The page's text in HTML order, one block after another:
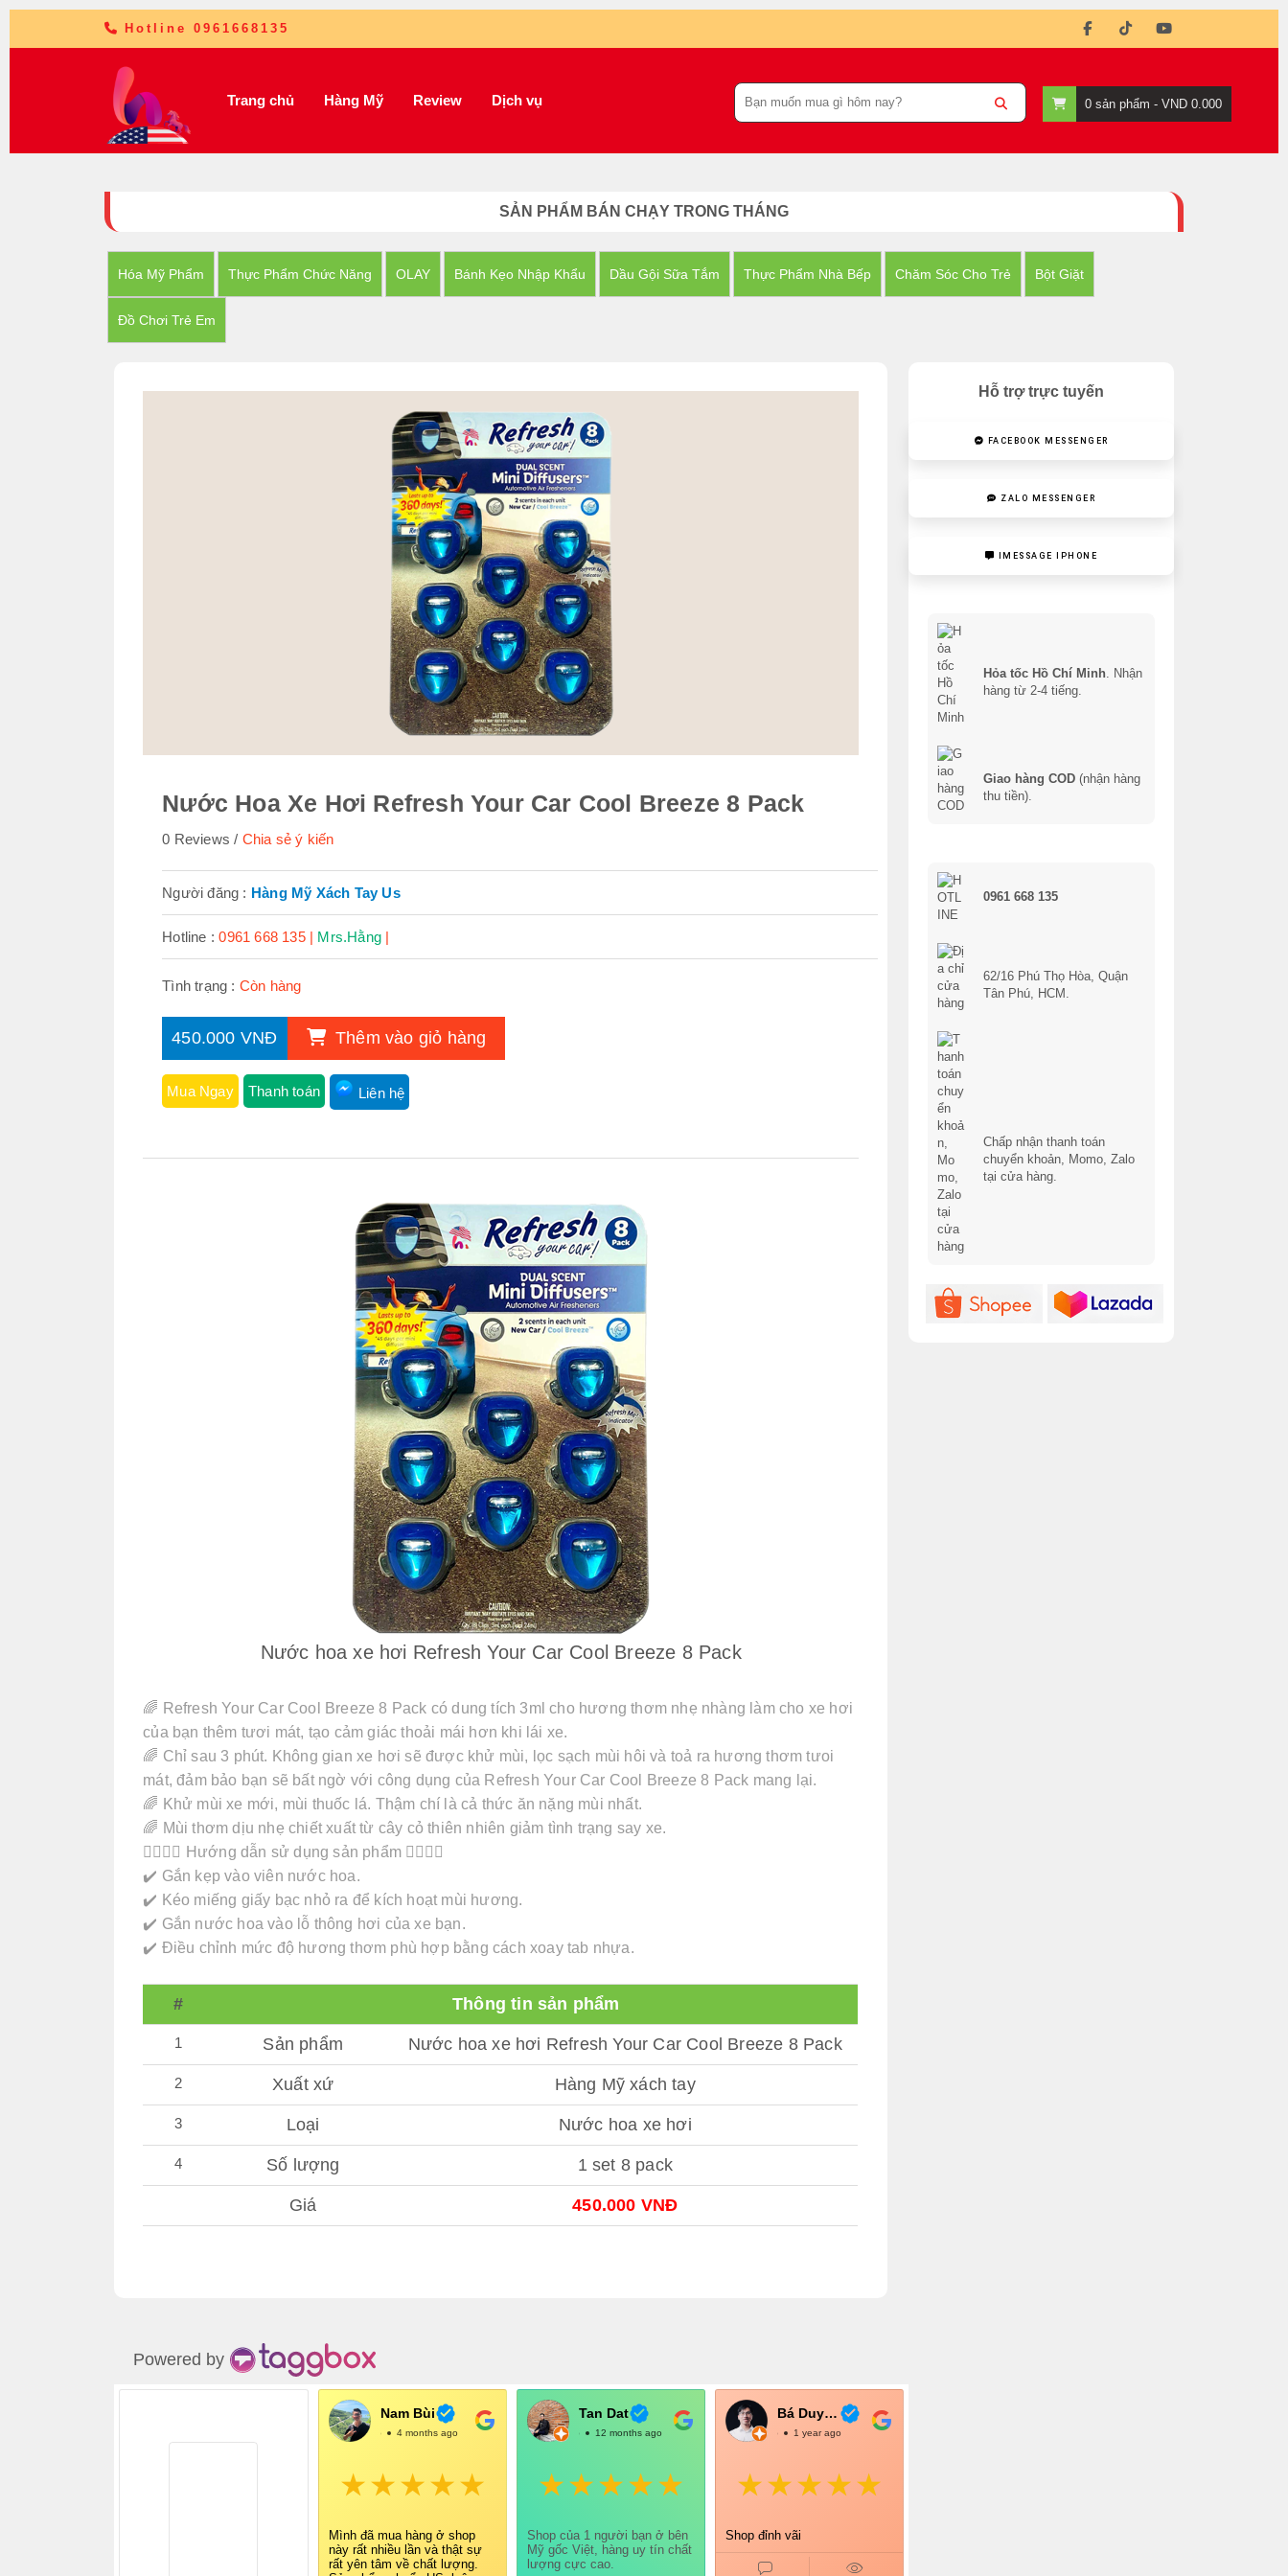
Hotline 0961668135
Trang chủ Hàng Mỹ Review Dịch vụ 0sản phẩm - VND 0.000
SẢN PHẨM BÁN CHẠY TRONG THÁNG
Hóa Mỹ Phẩm Thực Phẩm Chức Năng OLAY Bánh Kẹo Nhập Khẩu Dầu Gội Sữa Tắm Thực Phẩm Nhà Bếp Chăm Sóc Cho Trẻ Bột Giặt
Đồ Chơi Trẻ Em
Hỗ trợ trực tuyến
FACEBOOK MESSENGER
ZALO MESSENGER
IMESSAGE IPHONE
Hỏa tốc Hồ Chí Minh. Nhận
hàng từ 2-4 tiếng.
Giao hàng COD (nhận hàng
thu tiền).
0961 668 135
62/16 Phú Thọ Hòa, Quận
Tân Phú, HCM.
Chấp nhận thanh toán
chuyển khoản, Momo, Zalo
tại cửa hàng.
Nước Hoa Xe Hơi Refresh Your Car Cool Breeze 8 Pack
0 Reviews Chia sẻ ý kiến
Người đăng : Hàng Mỹ Xách Tay Us
Hotline :0961 668 135 | Mrs.Hằng|
Tình trạng : Còn hàng
450.000 VNĐ Thêm vào giỏ hàng
Mua Ngay Thanh toán Liên hệ
Nước hoa xe hơi Refresh Your Car Cool Breeze 8 Pack
🌈 Refresh Your Car Cool Breeze 8 Pack có dung tích 3ml cho hương thơm nhẹ nhàng làm cho xe hơi
của bạn thêm tươi mát, tạo cảm giác thoải mái hơn khi lái xe.
🌈 Chỉ sau 3 phút. Không gian xe hơi sẽ được khử mùi, lọc sạch mùi hôi và toả ra hương thơm tưoi
mát, đảm bảo bạn sẽ bất ngờ với công dụng của Refresh Your Car Cool Breeze 8 Pack mang lại.
🌈 Khử mùi xe mới, mùi thuốc lá. Thậm chí là cả thức ăn nặng mùi nhất.
🌈 Mùi thơm dịu nhẹ chiết xuất từ cây cỏ thiên nhiên giảm tình trạng say xe.
👇🏻👇🏻 Hướng dẫn sử dụng sản phẩm 👇🏻👇🏻
✔️ Gắn kẹp vào viên nước hoa.
✔️ Kéo miếng giấy bạc nhỏ ra để kích hoạt mùi hương.
✔️ Gắn nước hoa vào lỗ thông hơi của xe bạn.
✔️ Điều chỉnh mức độ hương thơm phù hợp bằng cách xoay tab nhựa.
# Thông tin sản phẩm
1 Sản phẩm Nước hoa xe hơi Refresh Your Car Cool Breeze 8 Pack
2 Xuất xứ Hàng Mỹ xách tay
3 Loại Nước hoa xe hơi
4 Số lượng 1 set 8 pack
Giá 450.000 VNĐ
Powered by
Nam Bùi
@NamBùi4 months ago
Mình đã mua hàng ở shop
này rất nhiều lần và thật sự
rất yên tâm về chất lượng.
Tan Dat
@TanDat12 months ago
Shop của 1 người bạn ở bên
Mỹ gốc Việt, hàng uy tín chất
lượng cực cao.
Bá Duy Võ
@BáDuyVõ1 year ago
Shop đỉnh vãi